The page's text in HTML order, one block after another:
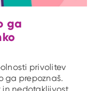
ga
privolitev
ga prepoznaš.
in nedotakljivost